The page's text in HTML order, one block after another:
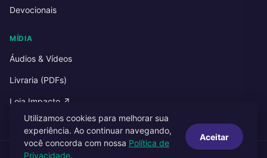
Devocionais
MÍDIA
Áudios & Vídeos
Livraria (PDFs)
Loja Impacto ↗
© 2026 Impacto Publicações. Todos os direitos reservados.
Utilizamos cookies para melhorar sua
experiência. Ao continuar navegando,
você concorda com nossa Política de
Privacidade.
Aceitar